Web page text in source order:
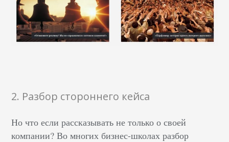
2. Разбор стороннего кейса
Но что если рассказывать не только о своей
компании? Во многих бизнес-школах разбор